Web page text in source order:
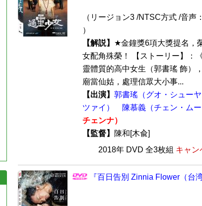
（リージョン3 /NTSC方式 /音声
）
【解説】 ★金鐘獎6項大獎提名，
女配角殊榮！ 【ストーリー】：
靈體質的高中女生（郭書瑤 飾）
廟當仙姑，處理信眾大小事...
【出演】 郭書瑤（グオ・シューヤ
ツァイ）
陳慕義（チェン・ムー
チェンナ）
【監督】
陳和[木兪]
2018年 DVD 全3枚組 キャン
『百日告別 Zinnia Flower（台